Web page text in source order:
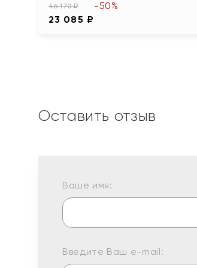
46 170 ₽
23 085 ₽
-50%
Оставить отзыв
Ваше имя:
Введите Ваш e-mail: